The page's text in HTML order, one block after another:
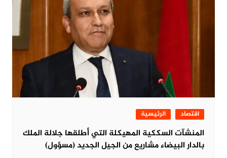
اقتصاد الرئيسية
المنشآت السككية المهيكلة التي أطلقها جلالة الملك
بالدار البيضاء مشاريع من الجيل الجديد (مسؤول)